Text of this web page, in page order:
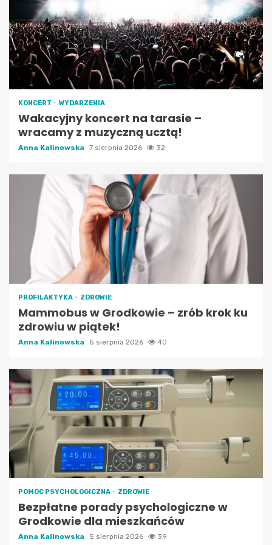
KONCERT WYDARZENIA
Wakacyjny koncert na tarasie –
wracamy z muzyczną ucztą!
Anna Kalinowska 7 sierpnia 2026 32
PROFILAKTYKA ZDROWIE
Mammobus w Grodkowie – zrób krok ku
zdrowiu w piątek!
Anna Kalinowska 5 sierpnia 2026 40
POMOC PSYCHOLOGICZNA ZDROWIE
Bezpłatne porady psychologiczne w
Grodkowie dla mieszkańców
Anna Kalinowska 5 sierpnia 2026 39